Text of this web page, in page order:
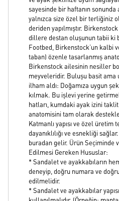
sayesinde bir haftanın sonunda
yalnızca size özel bir terliğiniz
deriden yapılmıştır.
dillere destan oluşunun tabii ki
Footbed, Birkenstock’un kalbi
taban) özenle tasarlanmış
Birkenstock ailesinin nesiller
meyveleridir. Buluşu basit ama
ilham aldı: Doğamıza uygun
kılmak. Bu işlevi yerine
hatları, kumdaki ayak izini taklit
anatomisini tam olarak
Katmanlı yapısı ve özel
dayanıklılığı ve esnekliği
buradan gelir. Ürün Seçiminde
Edilmesi Gereken Hususlar:
* Sandalet ve ayakkabıların
deneyip, doğru numara ve
edilmelidir.
* Sandalet ve ayakkabılar